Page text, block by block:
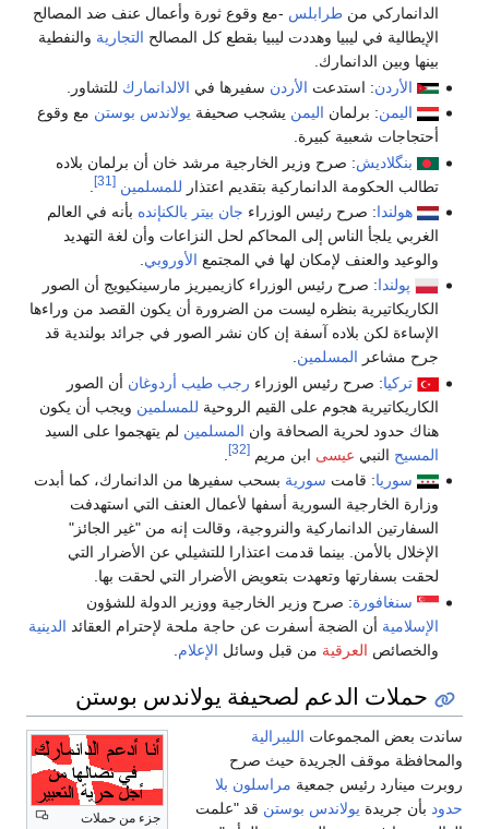
الدانماركي منطرابلس -مع وقوع ثورة وأعمال عنف ضد المصالح
الإيطالية في ليبيا وهددت ليبيا بقطع كل المصالح التجارية والنفطية
بينها وبين الدانمارك.
الأردن: استدعت الأردن سفيرها في الالدانمارك للتشاور.
اليمن: برلمان اليمن يشجب صحيفة يولاندس بوستن مع وقوع
أحتجاجات شعبية كبيرة.
بنگلاديش: صرح وزير الخارجية مرشد خان أن برلمان بلاده
تطالب الحكومة الدانماركية بتقديم اعتذار للمسلمين [31]
هولندا: صرح رئيس الوزراء جان بيتر بالكنإنده بأنه في العالم
الغربي يلجأ الناس إلى المحاكم لحل النزاعات وأن لغة التهديد
والوعيد والعنف لإمكان لها في المجتمع الأوروبي
پولندا: صرح رئيس الوزراء كازيميريز مارسينكيويج أن الصور
الكاريكاتيرية بنظره ليست من الضرورة أن يكون القصد من وراءها
الإساءة لكن بلاده آسفة إن كان نشر الصور في جرائد بولندية قد
جرح مشاعر المسلمين.
تركيا: صرح رئيس الوزراء رجب طيب أردوغان أن الصور
الكاريكاتيرية هجوم على القيم الروحية للمسلمين ويجب أن يكون
هناك حدود لحرية الصحافة وان المسلمين لم يتهجموا على السيد
المسيح النبي عيسى ابن مريم[32]
سوريا: قامت سورية بسحب سفيرها من الدانمارك، كما أبدت
وزارة الخارجية السورية أسفها لأعمال العنف التي استهدفت
السفارتين الدانماركية والنروجية، وقالت إنه من "غير الجائز"
الإخلال بالأمن. بينما قدمت اعتذارا للتشيلي عن الأضرار التي
لحقت بسفارتها وتعهدت بتعويض الأضرار التي لحقت بها.
سنغافورة: صرح وزير الخارجية ووزير الدولة للشؤون
الإسلامية أن الضجة أسفرت عن حاجة ملحة لإحترام العقائد الدينية
والخصائص العرقية من قبل وسائل الإعلام
حملات الدعم لصحيفة يولاندس بوستن
جزء من حملات
ساندت بعض المجموعات الليبرالية
والمحافظة موقف الجريدة حيث صرح
روبرت مينارد رئيس جمعية مراسلون بلا
حدود بأن جريدة يولاندس بوستن قد "علمت